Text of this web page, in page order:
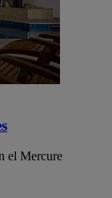
el Mercure